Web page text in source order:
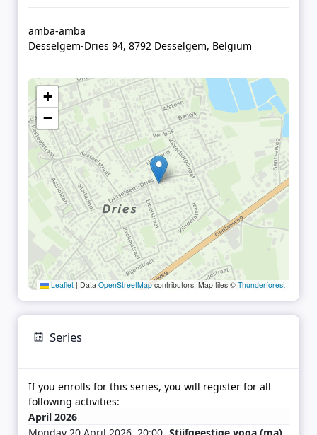
amba-amba
Desselgem-Dries 94, 8792 Desselgem, Belgium
+
−
Leaflet | Data OpenStreetMapcontributors, Map tiles © Thunderforest
Series
If you enrolls for this series, you will register for all
following activities:
April 2026